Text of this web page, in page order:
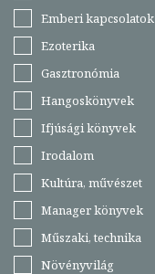
Emberi kapcsolatok
Ezoterika
Gasztronómia
Hangoskönyvek
Ifjúsági könyvek
Irodalom
Kultúra, művészet
Manager könyvek
Műszaki, technika
Növényvilág